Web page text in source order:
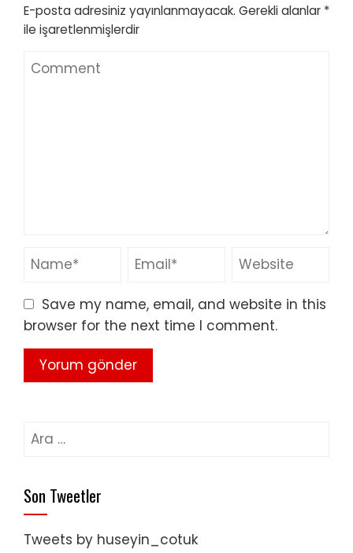
E-posta adresiniz yayınlanmayacak. Gerekli alanlar *
ile işaretlenmişlerdir
Save my name, email, and website in this
browser for the next time I comment.
Arama:
Son Tweetler
Tweets by huseyin_cotuk